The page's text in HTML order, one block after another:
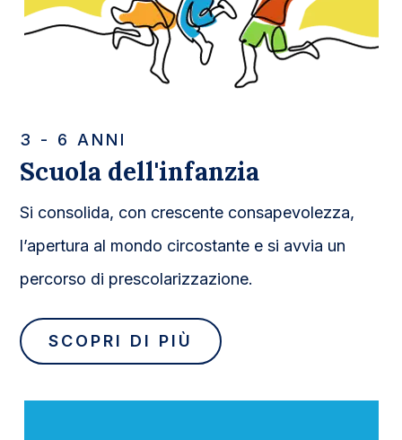
3 - 6 ANNI
Scuola dell'infanzia
Si consolida, con crescente consapevolezza,
l’apertura al mondo circostante e si avvia un
percorso di prescolarizzazione.
SCOPRI DI PIÙ